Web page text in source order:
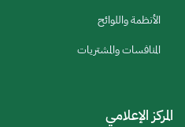
الأنظمة واللوائح
المنافسات والمشتريات
المركز الإعلامي